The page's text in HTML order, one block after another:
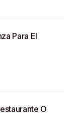
Para El
O